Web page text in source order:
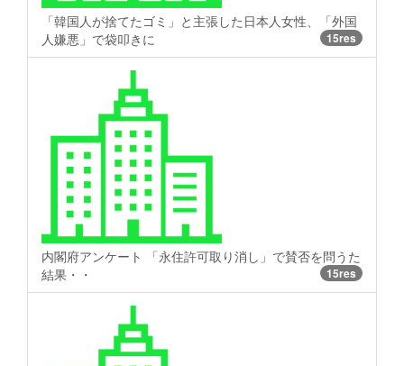
「韓国人が捨てたゴミ」と主張した日本人女性、「外国
人嫌悪」で袋叩きに
15res
内閣府アンケート 「永住許可取り消し」で賛否を問うた
結果・・
15res